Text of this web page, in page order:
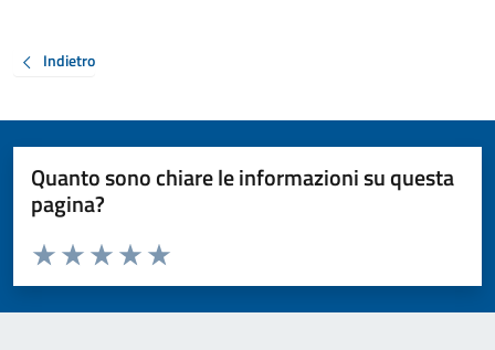
Indietro
Quanto sono chiare le informazioni su questa
pagina?
Valuta da 1 a 5 stelle la pagina
Valuta 5 stelle su 5
Valuta 4 stelle su 5
Valuta 3 stelle su 5
Valuta 2 stelle su 5
Valuta 1 stelle su 5